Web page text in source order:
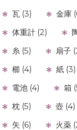
瓦 (3)
金庫
体重計 (2)
糸 (5)
扇子
櫛 (4)
紙 (3)
電池 (4)
箱
枕 (5)
壺 (4)
矢 (6)
火薬